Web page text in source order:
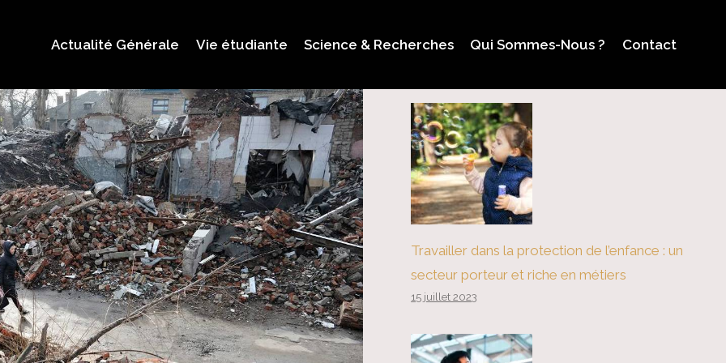
Actualité Générale Vie étudiante Science & Recherches Qui Sommes-Nous ? Contact
Travailler dans la protection de l’enfance : un
secteur porteur et riche en métiers
15 juillet 2023